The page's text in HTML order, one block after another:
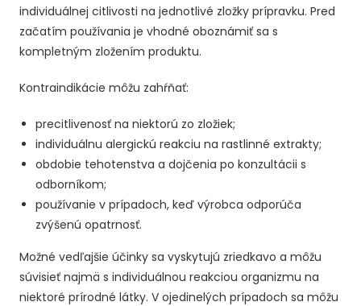
individuálnej citlivosti na jednotlivé zložky prípravku. Pred
začatím používania je vhodné oboznámiť sa s
kompletným zložením produktu.
Kontraindikácie môžu zahŕňať:
precitlivenosť na niektorú zo zložiek;
individuálnu alergickú reakciu na rastlinné extrakty;
obdobie tehotenstva a dojčenia po konzultácii s
odborníkom;
používanie v prípadoch, keď výrobca odporúča
zvýšenú opatrnosť.
Možné vedľajšie účinky sa vyskytujú zriedkavo a môžu
súvisieť najmä s individuálnou reakciou organizmu na
niektoré prírodné látky. V ojedinelých prípadoch sa môžu